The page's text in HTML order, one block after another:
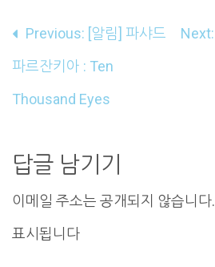
글
내
비
이
션
Previous: [알림] 파샤드
파르잔키아 : Ten
Thousand Eyes
Next:
답글 남기기
이메일 주소는 공개되지 않습니다.
표시됩니다